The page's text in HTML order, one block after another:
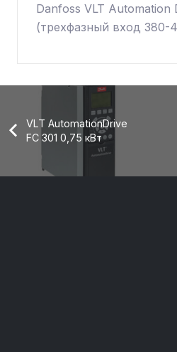
Danfoss VLT Automation
(трехфазный вход 380-
VLT AutomationDrive
FC 301 0,75 кВт